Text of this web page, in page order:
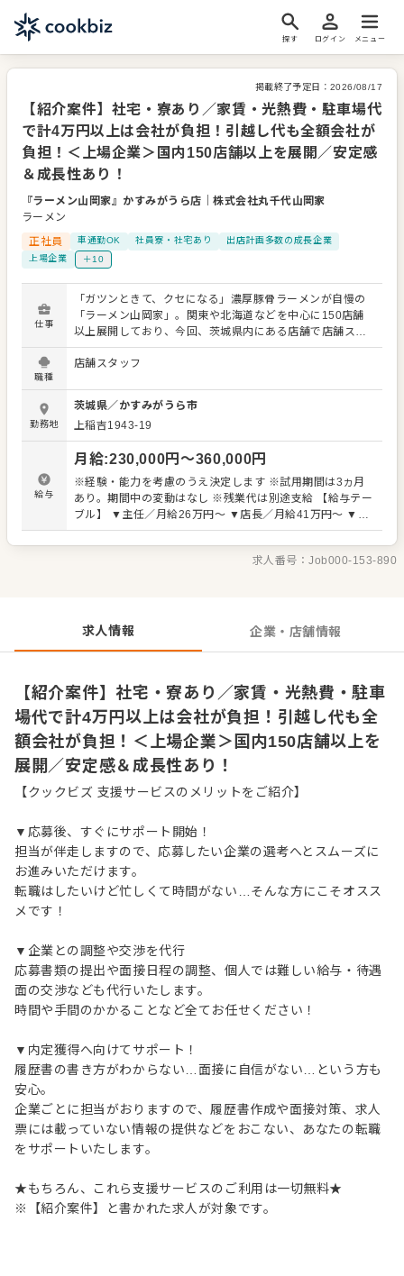
探す ログイン メニュー
掲載終了予定日： 2026/08/17
【紹介案件】社宅・寮あり／家賃・光熱費・駐車場代
で計4万円以上は会社が負担！引越し代も全額会社が
負担！＜上場企業＞国内150店舗以上を展開／安定感
＆成長性あり！
『ラーメン山岡家』かすみがうら店 ｜株式会社丸千代山岡家
ラーメン
正社員
車通勤OK 社員寮・社宅あり
出店計画多数の成長企業
上場企業
＋10
仕事
「ガツンときて、クセになる」濃厚豚骨ラーメンが自慢の
「ラーメン山岡家」。関東や北海道などを中心に150店舗
以上展開しており、今回、茨城県内にある店舗で店舗スタ
ッフを募集します！ 当社は東証スタンダードに上場し、安
定した基盤のうえで全店直営で展開。 直営だからこそ、時
骨スープとストレートな太麺とのバランスをとることがで
きたりしています。 他では真似できないことに挑戦し、満
足と喜びを創造し続けていきます。 【店舗スタッフの仕事
内容】 まずは、提供するメニューのラインナップや店舗オ
ペレーションを覚えることからスタートします。ホールで
の接客や、レギュラーメニュー・限定メニューなどの調理
にも関わりますので、店舗業務全般に関わる幅広いスキル
を身につけられます。 よりよいお店づくりのためのオペレ
は…】 ・お席へのご案内、オーダーテイク、レジ対応など
接客全般 ・仕込みから盛り付けまでの調理業務 ・食材の仕
長をサポートしますので、経験が浅い方も安心してスター
トできる環境です。 ゆくゆくは、ステップアップもめざせ
ます。
職種
店舗スタッフ
勤務地
茨城県／ かすみがうら市
上稲吉1943-19
給与
月給:230,000円〜360,000円
※経験・能力を考慮のうえ決定します ※試用期間は3ヵ月
あり。期間中の変動はなし ※残業代は別途支給 【給与テー
ブル】 ▼主任／月給26万円〜 ▼店長／月給41万円〜 ▼ス
ーパーバイザー／月給55万円〜 【年収例】 年収500万円／
38歳・店長・入社1年 年収552万円／42歳・店長・入社3年
年収660万円／36歳・SV・入社5年求人番号：Job000-153-890
求人情報 企業・店舗情報
【紹介案件】社宅・寮あり／家賃・光熱費・駐車
場代で計4万円以上は会社が負担！引越し代も全
額会社が負担！＜上場企業＞国内150店舗以上を
展開／安定感＆成長性あり！
【クックビズ 支援サービスのメリットをご紹介】
▼応募後、すぐにサポート開始！
担当が伴走しますので、応募したい企業の選考へとスムーズに
お進みいただけます。
転職はしたいけど忙しくて時間がない…そんな方にこそオスス
メです！
▼企業との調整や交渉を代行
応募書類の提出や面接日程の調整、個人では難しい給与・待遇
面の交渉なども代行いたします。
時間や手間のかかることなど全てお任せください！
▼内定獲得へ向けてサポート！
履歴書の書き方がわからない…面接に自信がない…という方も
安心。
企業ごとに担当がおりますので、履歴書作成や面接対策、求人
票には載っていない情報の提供などをおこない、あなたの転職
をサポートいたします。
★もちろん、これら支援サービスのご利用は一切無料★
※【紹介案件】と書かれた求人が対象です。